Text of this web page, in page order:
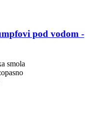
pod vodom -​
smola